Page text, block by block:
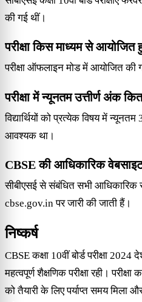
की गई थीं।
परीक्षा किस माध्यम से आयोजित
परीक्षा ऑफलाइन मोड में आयोजित की
परीक्षा में न्यूनतम उत्तीर्ण अंक
विद्यार्थियों को प्रत्येक विषय में
आवश्यक था।
CBSE की आधिकारिक
सीबीएसई से संबंधित सभी आधिकारिक
cbse.gov.in पर जारी की जाती हैं।
निष्कर्ष
CBSE कक्षा 10वीं बोर्ड परीक्षा 2024
महत्वपूर्ण शैक्षणिक परीक्षा रही। परीक्षा
को तैयारी के लिए पर्याप्त समय मिला